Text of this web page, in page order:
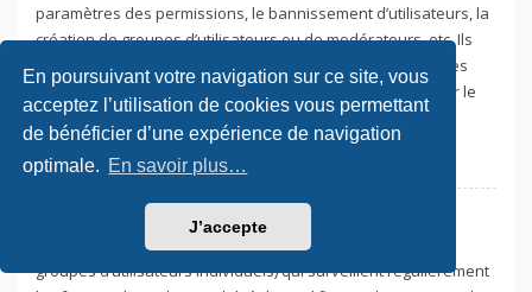
En poursuivant votre navigation sur ce site, vous
acceptez l’utilisation de cookies vous permettant
de bénéficier d’une expérience de navigation
optimale. En savoir plus…
J’accepte
paramètres des permissions, le bannissement d’utilisateurs, la
création de groupes d’utilisateurs ou de modérateurs, etc. Ils
peuvent également être habilités à modérer l’ensemble des
forums. Tout ceci dépend de la configuration effectuée par le
fondateur du forum.
Haut
Que sont les modérateurs ?
Les modérateurs sont des utilisateurs individuels (ou des
groupes d’utilisateurs individuels) qui surveillent régulièrement